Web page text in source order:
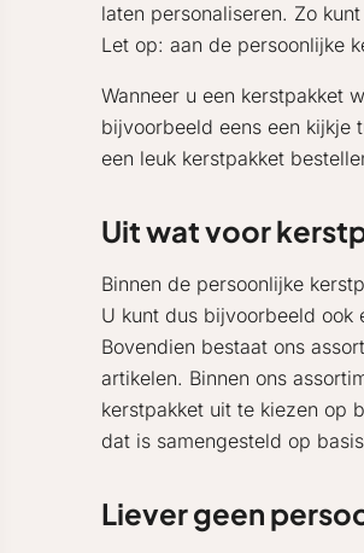
laten personaliseren. Zo
Let op: aan de persoonlijke
Wanneer u een kerstpakket
bijvoorbeeld eens een kijkje
een leuk kerstpakket
Uit wat voor
Binnen de persoonlijke
U kunt dus bijvoorbeeld ook
Bovendien bestaat ons
artikelen. Binnen ons
kerstpakket uit te kiezen op
dat is samengesteld op
Liever geen